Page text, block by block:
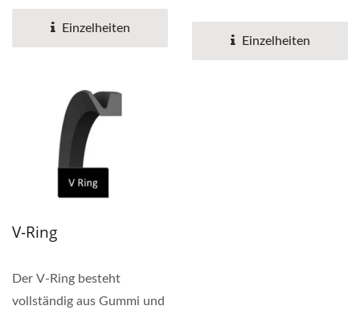
Einzelheiten
gewährleistet...Einzelheiten
V-Ring
Der V-Ring besteht
vollständig aus Gummi und